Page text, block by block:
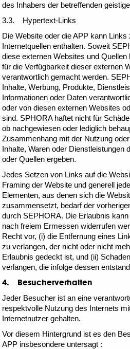
des Inhabers der betreffenden
3.3. Hypertext-Links
Die Website oder die APP kann
Internetquellen enthalten. Soweit
diese externen Websites und
für die Verfügbarkeit dieser externen
verantwortlich gemacht werden.
Inhalte, Werbung, Produkte,
Informationen oder Daten
oder von diesen externen Websites
sind. SPHORA haftet nicht für
ob nachgewiesen oder lediglich
Zusammenhang mit der Nutzung
Inhalte, Waren oder Dienstleistungen
oder Quellen ergeben.
Jedes Setzen von Links auf die
Framing der Website und generell
Elementen, aus denen sich die
zusammensetzt, bedarf der
durch SEPHORA. Die Erlaubnis
nach freiem Ermessen widerrufen
Recht vor, (i) die Entfernung eines
zu verlangen, der nicht oder nicht
Erlaubnis gedeckt ist, und (ii)
verlangen, die infolge dessen
4. Besucherverhalten
Jeder Besucher ist an eine
respektvolle Nutzung des Internets
Internetnutzer gehalten.
Vor diesem Hintergrund ist es den
APP insbesondere untersagt :